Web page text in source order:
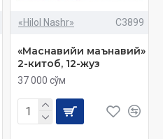
«Hilol Nashr» C3899
«Маснавийи маънавий»
2-китоб, 12-жуз
37 000 сўм